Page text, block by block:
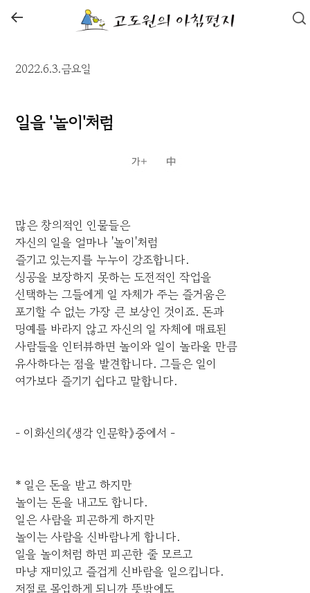
←
2022.6.3.금요일
일을 '놀이'처럼
많은 창의적인 인물들은
자신의 일을 얼마나 '놀이'처럼
즐기고 있는지를 누누이 강조합니다.
성공을 보장하지 못하는 도전적인 작업을
선택하는 그들에게 일 자체가 주는 즐거움은
포기할 수 없는 가장 큰 보상인 것이죠. 돈과
명예를 바라지 않고 자신의 일 자체에 매료된
사람들을 인터뷰하면 놀이와 일이 놀라울 만큼
유사하다는 점을 발견합니다. 그들은 일이
여가보다 즐기기 쉽다고 말합니다.
- 이화선의《생각 인문학》중에서 -
* 일은 돈을 받고 하지만
놀이는 돈을 내고도 합니다.
일은 사람을 피곤하게 하지만
놀이는 사람을 신바람나게 합니다.
일을 놀이처럼 하면 피곤한 줄 모르고
마냥 재미있고 즐겁게 신바람을 일으킵니다.
저절로 몰입하게 되니까 뜻밖에도